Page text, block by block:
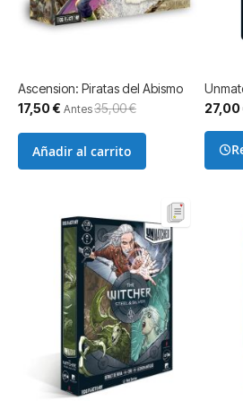
Ascension: Piratas del Abismo
Precio
especial
17,50 € Antes35,00 €
Añadir al carrito
27,00